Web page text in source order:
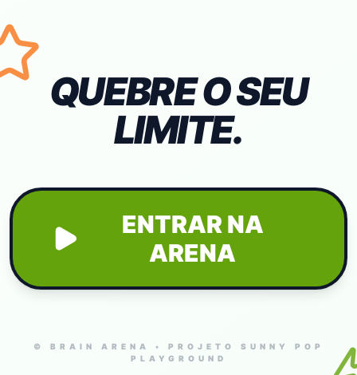
QUEBRE O SEU
LIMITE.
ENTRAR NA
ARENA
© BRAIN ARENA • PROJETO SUNNY POP
PLAYGROUND